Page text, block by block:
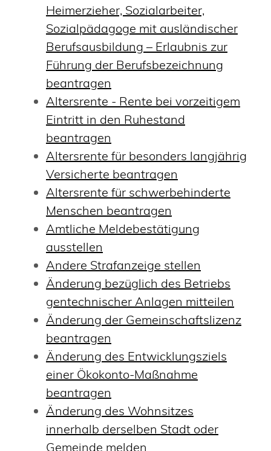
Heimerzieher, Sozialarbeiter,
Sozialpädagoge mit ausländischer
Berufsausbildung – Erlaubnis zur
Führung der Berufsbezeichnung
beantragen
Altersrente - Rente bei vorzeitigem
Eintritt in den Ruhestand
beantragen
Altersrente für besonders langjährig
Versicherte beantragen
Altersrente für schwerbehinderte
Menschen beantragen
Amtliche Meldebestätigung
ausstellen
Andere Strafanzeige stellen
Änderung bezüglich des Betriebs
gentechnischer Anlagen mitteilen
Änderung der Gemeinschaftslizenz
beantragen
Änderung des Entwicklungsziels
einer Ökokonto-Maßnahme
beantragen
Änderung des Wohnsitzes
innerhalb derselben Stadt oder
Gemeinde melden